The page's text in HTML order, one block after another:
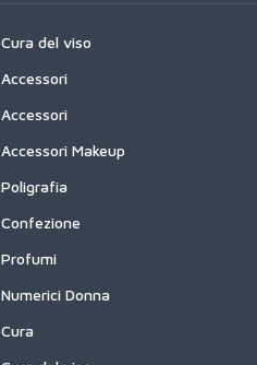
Cura del viso
Accessori
Accessori
Accessori Makeup
Poligrafia
Confezione
Profumi
Numerici Donna
Cura